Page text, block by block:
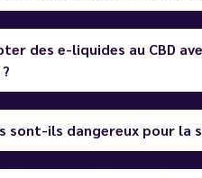
des e-liquides au CBD
sont-ils dangereux pour la